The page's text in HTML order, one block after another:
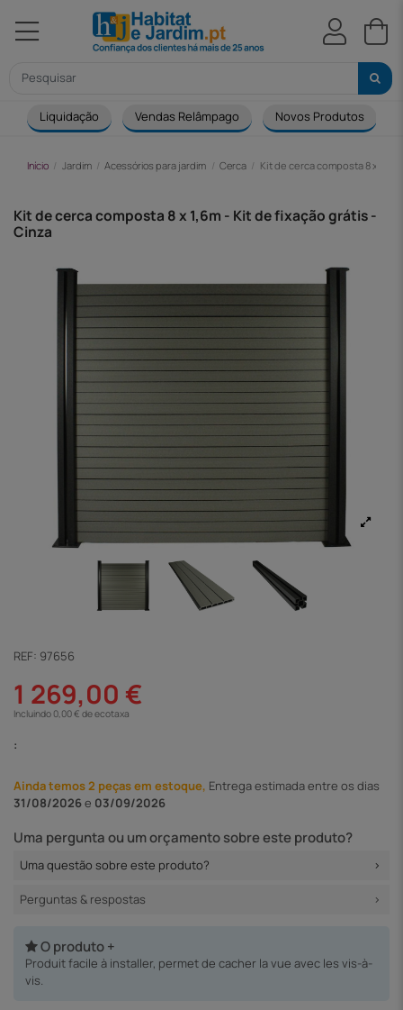
Liquidação Vendas Relâmpago Novos Produtos
Início Jardim Acessórios para jardim Cerca Kit de cerca composta 8 x
Kit de cerca composta 8 x 1,6m - Kit de fixação grátis -
Cinza
REF: 97656
1 269,00 €
Incluindo 0,00 € de ecotaxa
:
Ainda temos 2 peças em estoque, Entregaestimada entre os dias
31/08/2026e 03/09/2026
Uma pergunta ou um orçamento sobre este produto?
Uma questão sobre este produto?
Perguntas & respostas
O produto +
Produit facile à installer, permet de cacher la vue avec les vis-à-
vis.